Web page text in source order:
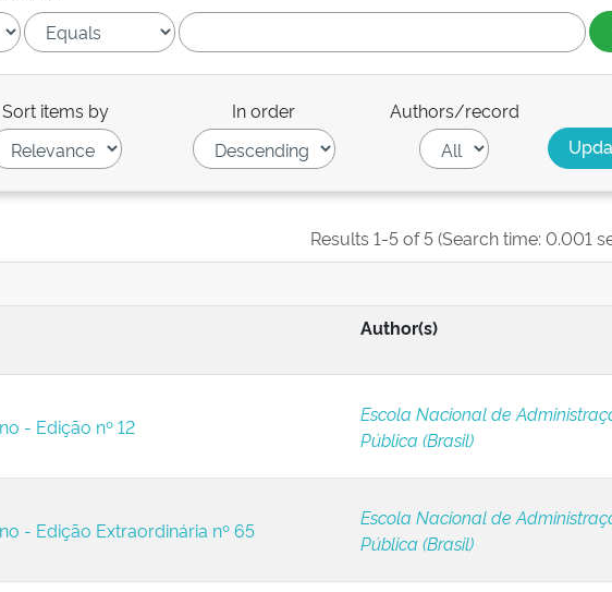
Sort items by In order Authors/record
Results 1-5 of 5 (Search time: 0.001
Author(s)
- Edição nº 12
Escola Nacional de
Pública (Brasil)
- Edição Extraordinária nº 65
Escola Nacional de
Pública (Brasil)